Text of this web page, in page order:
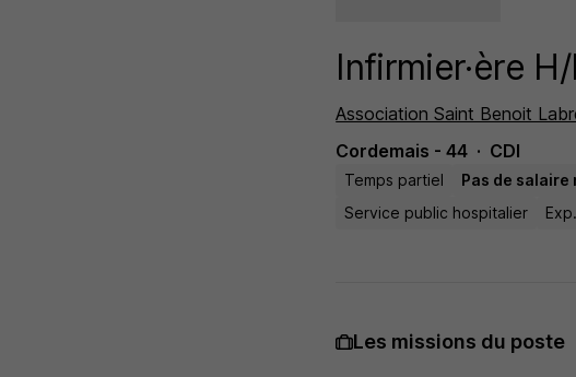
Infirmier·ère
Association Saint Benoit
Cordemais - 44
CDI
Temps partiel Pas de salaire
Service public hospitalier
Les missions du poste